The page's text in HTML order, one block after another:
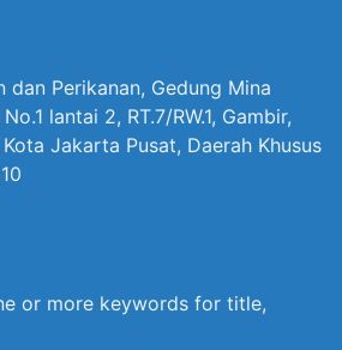
dan Perikanan, Gedung Mina
lantai 2, RT.7/RW.1, Gambir,
Jakarta Pusat, Daerah Khusus
or more keywords for title,